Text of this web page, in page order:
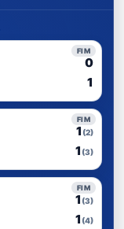
FIM
0
1
FIM
1 (2)
1 (3)
FIM
1 (3)
1 (4)